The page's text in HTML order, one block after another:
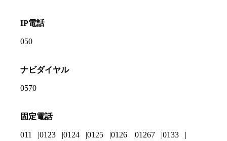
IP電話
050
ナビダイヤル
0570
固定電話
011 0123 0124 0125 0126 01267
0133